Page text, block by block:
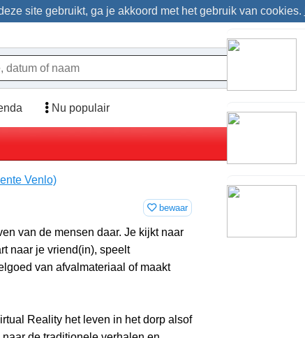
site gebruikt, ga je akkoord met het gebruik van cookies.
Nu populair
Venlo)
bewaar
van de mensen daar. Je kijkt naar
naar je vriend(in), speelt
van afvalmateriaal of maakt
Reality het leven in het dorp alsof